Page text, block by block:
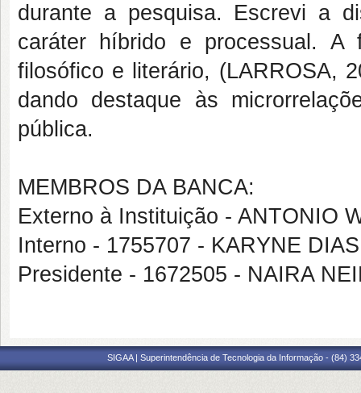
durante a pesquisa. Escrevi a
caráter híbrido e processual. A
filosófico e literário, (LARROSA,
dando destaque às
pública.
MEMBROS DA BANCA:
Externo à Instituição - ANTONIO
Interno - 1755707 - KARYNE
Presidente - 1672505 - NAIRA
SIGAA | Superintendência de Tecnologia da Informação - (84)